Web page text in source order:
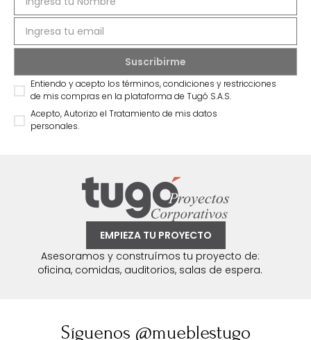
Entiendo y acepto los términos, condiciones y restricciones
de mis compras en la plataforma de Tugó S.A.S.
Acepto, Autorizo el Tratamiento de mis datos
personales.
EMPIEZA TU PROYECTO
Asesoramos y construímos tu proyecto de:
oficina, comidas, auditorios, salas de espera.
Síguenos @mueblestugo